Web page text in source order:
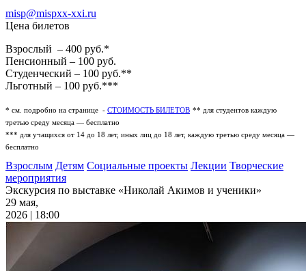
misp@mispxx-xxi.ru
Цена билетов
Взрослый – 400 руб.*
Пенсионный – 100 руб.
Студенческий – 100 руб.**
Льготный – 100 руб.***
* см. подробно на странице - СТОИМОСТЬ БИЛЕТОВ ** для студентов каждую
третью среду месяца — бесплатно
*** для учащихся от 14 до 18 лет, иных лиц до 18 лет, каждую третью среду месяца —
бесплатно
Взрослым Детям Социальные проекты Лекции Творческие
мероприятия
Экскурсия по выставке «Николай Акимов и ученики»
29 мая,
2026 | 18:00